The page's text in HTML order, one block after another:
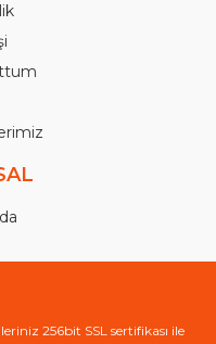
256bit SSL sertifikası ile